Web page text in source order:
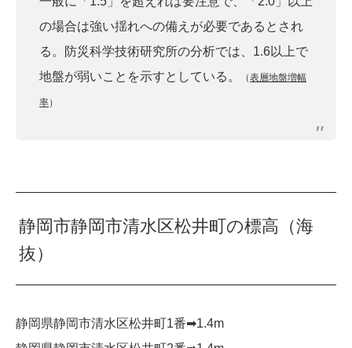
の場合は強い揺れへの備えが必要であるとされ
る。防災科学技術研究所の分析では、1.6以上で
地盤が弱いことを示すとしている。
（表層地盤増幅
率）
静岡市静岡市清水区松井町の標高（海
抜）
静岡県静岡市清水区松井町1番➡︎1.4m